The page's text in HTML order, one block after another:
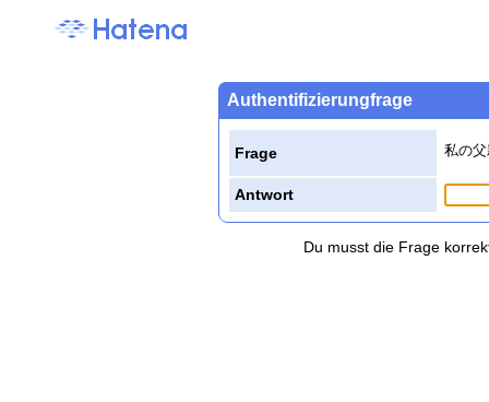
Authentifizierungfrage
Frage 私の
Antwort
Du musst die Frage